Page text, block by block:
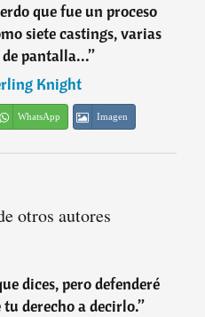
que fue un proceso
siete castings, varias
pantalla...”
Knight
WhatsApp Imagen
otros autores
dices, pero defenderé
derecho a decirlo.”